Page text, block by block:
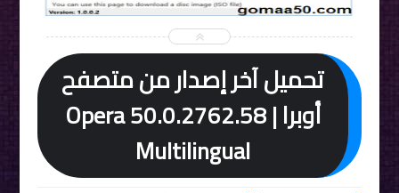
تحميل آخر إصدار من متصفح
أوبرا | Opera 50.0.2762.58
Multilingual